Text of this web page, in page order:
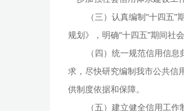
（三）认真编制“十四五
规划》，明确“十四五”期间社
（四）统一规范信用信
求，尽快研究编制我市公共信
供制度依据和保障。
（五）建立健全信用工